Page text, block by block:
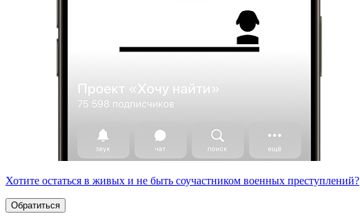
Хотите остаться в живых и не быть соучастником военных преступлений?
Обратиться